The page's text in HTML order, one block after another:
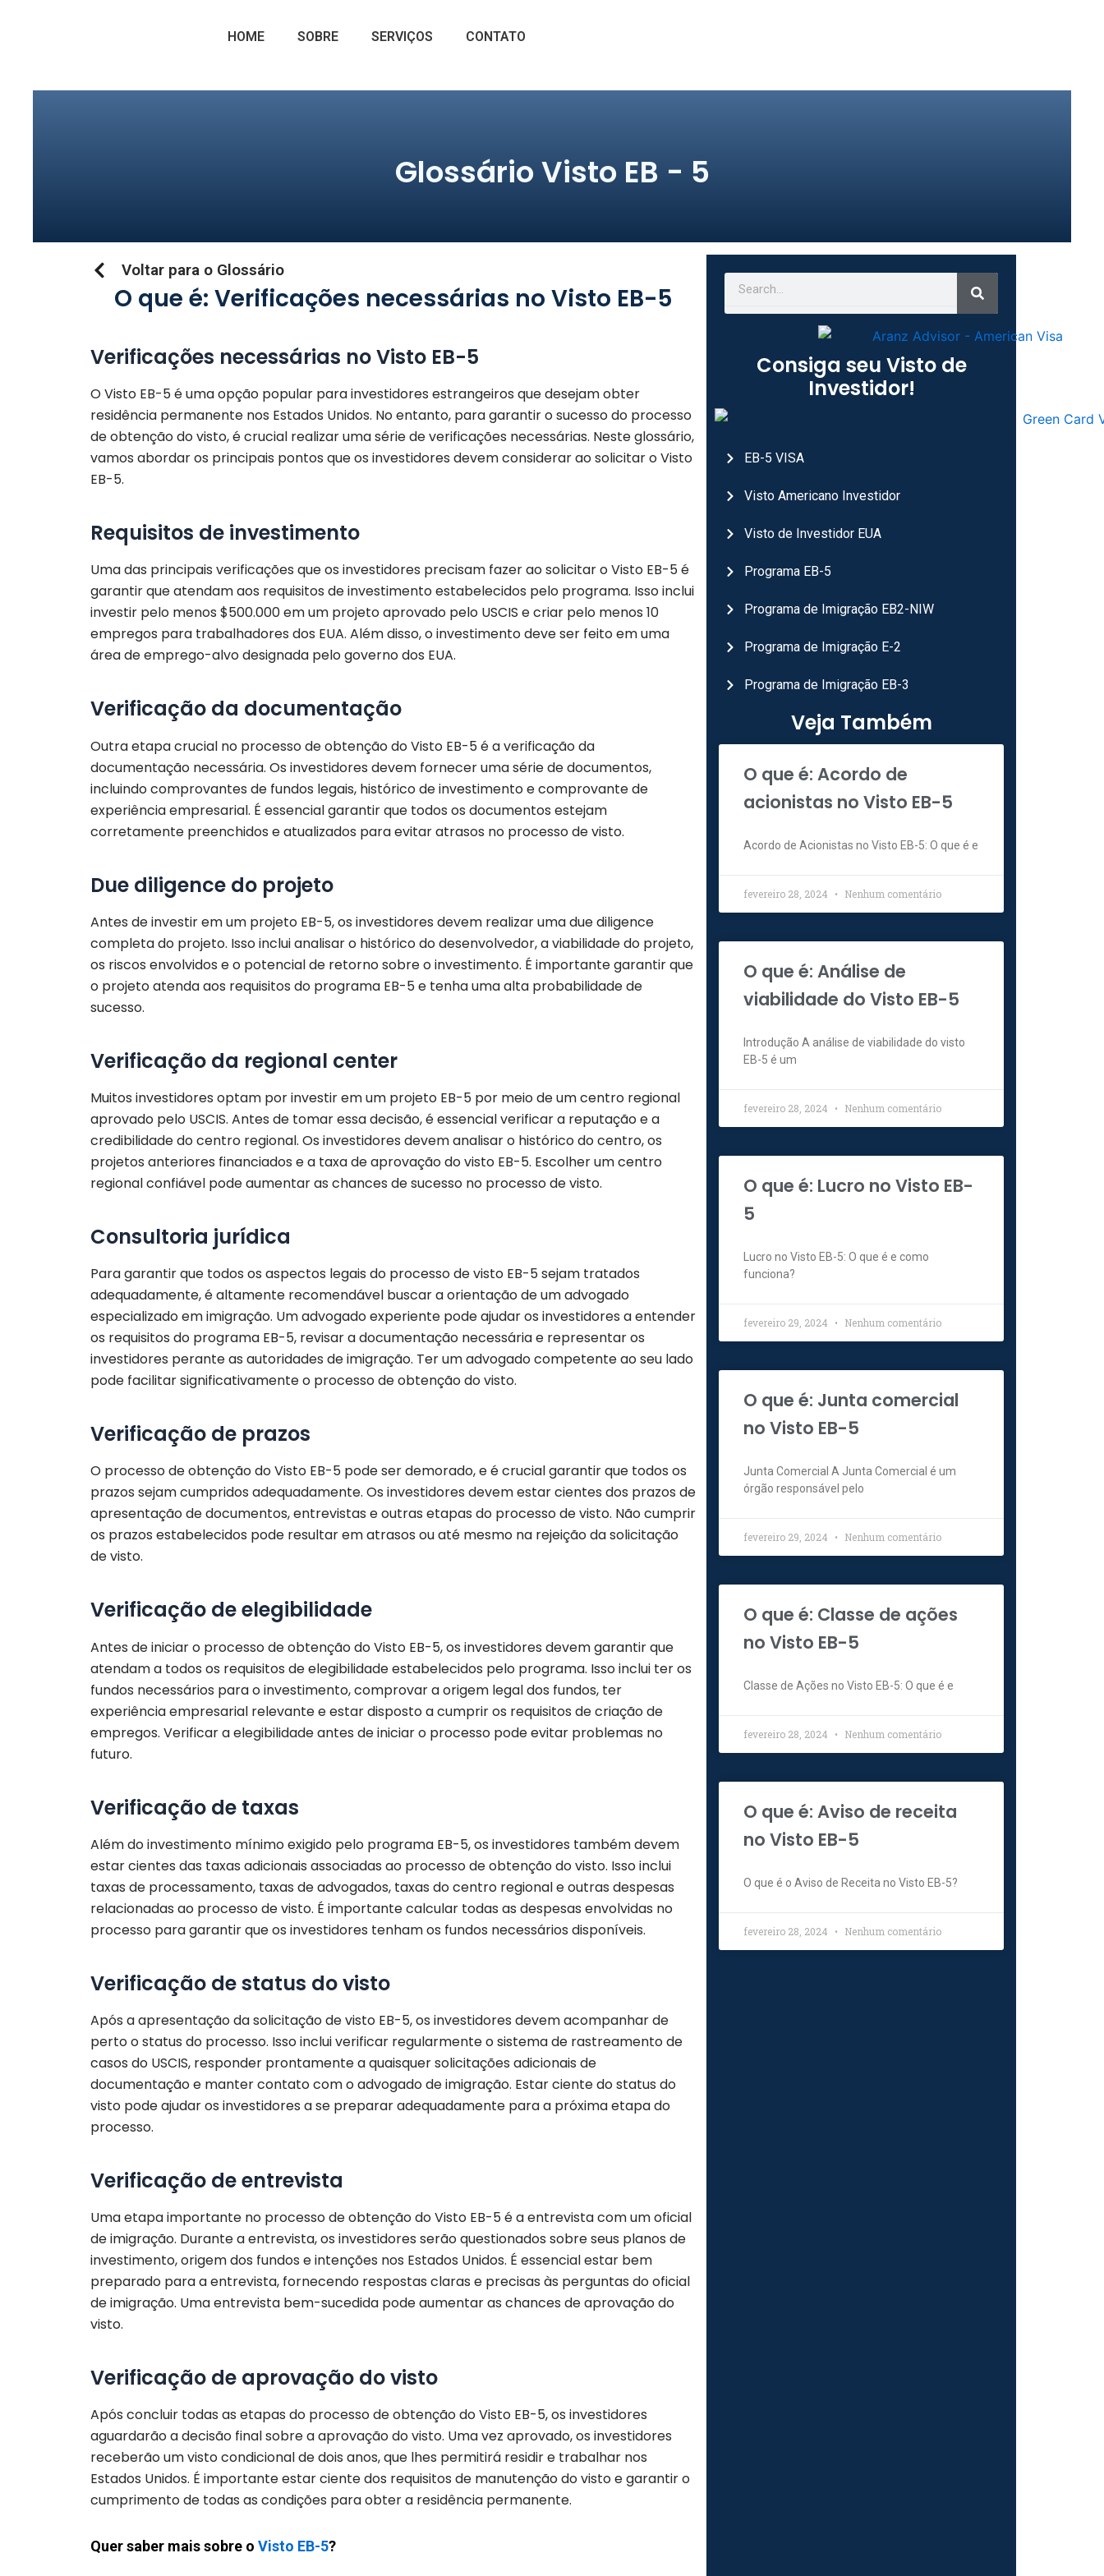
HOME SOBRE SERVIÇOS CONTATO
Glossário Visto EB - 5
Voltar para o Glossário
O que é: Verificações necessárias no Visto EB-5
Verificações necessárias no Visto EB-5
O Visto EB-5 é uma opção popular para investidores estrangeiros que desejam obter
residência permanente nos Estados Unidos. No entanto, para garantir o sucesso do processo
de obtenção do visto, é crucial realizar uma série de verificações necessárias. Neste glossário,
vamos abordar os principais pontos que os investidores devem considerar ao solicitar o Visto
EB-5.
Requisitos de investimento
Uma das principais verificações que os investidores precisam fazer ao solicitar o Visto EB-5 é
garantir que atendam aos requisitos de investimento estabelecidos pelo programa. Isso inclui
investir pelo menos $500.000 em um projeto aprovado pelo USCIS e criar pelo menos 10
empregos para trabalhadores dos EUA. Além disso, o investimento deve ser feito em uma
área de emprego-alvo designada pelo governo dos EUA.
Verificação da documentação
Outra etapa crucial no processo de obtenção do Visto EB-5 é a verificação da
documentação necessária. Os investidores devem fornecer uma série de documentos,
incluindo comprovantes de fundos legais, histórico de investimento e comprovante de
experiência empresarial. É essencial garantir que todos os documentos estejam
corretamente preenchidos e atualizados para evitar atrasos no processo de visto.
Due diligence do projeto
Antes de investir em um projeto EB-5, os investidores devem realizar uma due diligence
completa do projeto. Isso inclui analisar o histórico do desenvolvedor, a viabilidade do projeto,
os riscos envolvidos e o potencial de retorno sobre o investimento. É importante garantir que
o projeto atenda aos requisitos do programa EB-5 e tenha uma alta probabilidade de
sucesso.
Verificação da regional center
Muitos investidores optam por investir em um projeto EB-5 por meio de um centro regional
aprovado pelo USCIS. Antes de tomar essa decisão, é essencial verificar a reputação e a
credibilidade do centro regional. Os investidores devem analisar o histórico do centro, os
projetos anteriores financiados e a taxa de aprovação do visto EB-5. Escolher um centro
regional confiável pode aumentar as chances de sucesso no processo de visto.
Consultoria jurídica
Para garantir que todos os aspectos legais do processo de visto EB-5 sejam tratados
adequadamente, é altamente recomendável buscar a orientação de um advogado
especializado em imigração. Um advogado experiente pode ajudar os investidores a entender
os requisitos do programa EB-5, revisar a documentação necessária e representar os
investidores perante as autoridades de imigração. Ter um advogado competente ao seu lado
pode facilitar significativamente o processo de obtenção do visto.
Verificação de prazos
O processo de obtenção do Visto EB-5 pode ser demorado, e é crucial garantir que todos os
prazos sejam cumpridos adequadamente. Os investidores devem estar cientes dos prazos de
apresentação de documentos, entrevistas e outras etapas do processo de visto. Não cumprir
os prazos estabelecidos pode resultar em atrasos ou até mesmo na rejeição da solicitação
de visto.
Verificação de elegibilidade
Antes de iniciar o processo de obtenção do Visto EB-5, os investidores devem garantir que
atendam a todos os requisitos de elegibilidade estabelecidos pelo programa. Isso inclui ter os
fundos necessários para o investimento, comprovar a origem legal dos fundos, ter
experiência empresarial relevante e estar disposto a cumprir os requisitos de criação de
empregos. Verificar a elegibilidade antes de iniciar o processo pode evitar problemas no
futuro.
Verificação de taxas
Além do investimento mínimo exigido pelo programa EB-5, os investidores também devem
estar cientes das taxas adicionais associadas ao processo de obtenção do visto. Isso inclui
taxas de processamento, taxas de advogados, taxas do centro regional e outras despesas
relacionadas ao processo de visto. É importante calcular todas as despesas envolvidas no
processo para garantir que os investidores tenham os fundos necessários disponíveis.
Verificação de status do visto
Após a apresentação da solicitação de visto EB-5, os investidores devem acompanhar de
perto o status do processo. Isso inclui verificar regularmente o sistema de rastreamento de
casos do USCIS, responder prontamente a quaisquer solicitações adicionais de
documentação e manter contato com o advogado de imigração. Estar ciente do status do
visto pode ajudar os investidores a se preparar adequadamente para a próxima etapa do
processo.
Verificação de entrevista
Uma etapa importante no processo de obtenção do Visto EB-5 é a entrevista com um oficial
de imigração. Durante a entrevista, os investidores serão questionados sobre seus planos de
investimento, origem dos fundos e intenções nos Estados Unidos. É essencial estar bem
preparado para a entrevista, fornecendo respostas claras e precisas às perguntas do oficial
de imigração. Uma entrevista bem-sucedida pode aumentar as chances de aprovação do
visto.
Verificação de aprovação do visto
Após concluir todas as etapas do processo de obtenção do Visto EB-5, os investidores
aguardarão a decisão final sobre a aprovação do visto. Uma vez aprovado, os investidores
receberão um visto condicional de dois anos, que lhes permitirá residir e trabalhar nos
Estados Unidos. É importante estar ciente dos requisitos de manutenção do visto e garantir o
cumprimento de todas as condições para obter a residência permanente.
Quer saber mais sobre o Visto EB-5?
Search
Consiga seu Visto de
Investidor!
EB-5 VISA
Visto Americano Investidor
Visto de Investidor EUA
Programa EB-5
Programa de Imigração EB2-NIW
Programa de Imigração E-2
Programa de Imigração EB-3
Veja Também
O que é: Acordo de
acionistas no Visto EB-5
Acordo de Acionistas no Visto EB-5: O que é e
fevereiro 28, 2024 Nenhum comentário
O que é: Análise de
viabilidade do Visto EB-5
Introdução A análise de viabilidade do visto
EB-5 é um
fevereiro 28, 2024 Nenhum comentário
O que é: Lucro no Visto EB-
5
Lucro no Visto EB-5: O que é e como
funciona?
fevereiro 29, 2024 Nenhum comentário
O que é: Junta comercial
no Visto EB-5
Junta Comercial A Junta Comercial é um
órgão responsável pelo
fevereiro 29, 2024 Nenhum comentário
O que é: Classe de ações
no Visto EB-5
Classe de Ações no Visto EB-5: O que é e
fevereiro 28, 2024 Nenhum comentário
O que é: Aviso de receita
no Visto EB-5
O que é o Aviso de Receita no Visto EB-5?
fevereiro 28, 2024 Nenhum comentário